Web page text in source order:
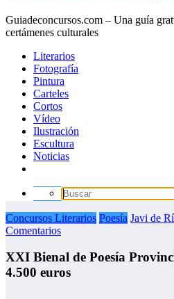
Guiadeconcursos.com – Una guía
certámenes culturales
Literarios
Fotografía
Pintura
Carteles
Cortos
Vídeo
Ilustración
Escultura
Noticias
Concursos Literarios Poesía Javi de
Comentarios
XXI Bienal de Poesía
4.500 euros